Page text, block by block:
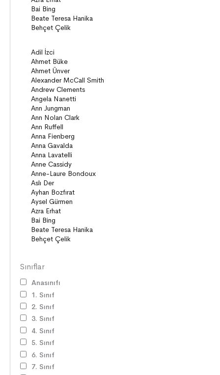
Diziler
Behiç Ak Yetişkin Kitapları
Öykü
Sınıflar
Anasınıfı
1. Sınıf
2. Sınıf
3. Sınıf
4. Sınıf
5. Sınıf
6. Sınıf
7. Sınıf